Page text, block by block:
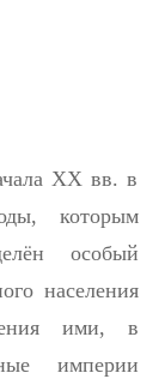
XX вв. в
которым
особый
населения
ими, в
империи